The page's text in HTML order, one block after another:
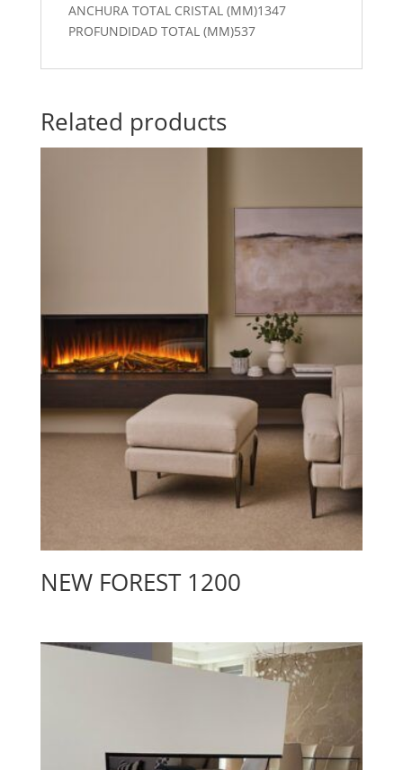
ANCHURA TOTAL CRISTAL (MM)1347
PROFUNDIDAD TOTAL (MM)537
Related products
NEW FOREST 1200